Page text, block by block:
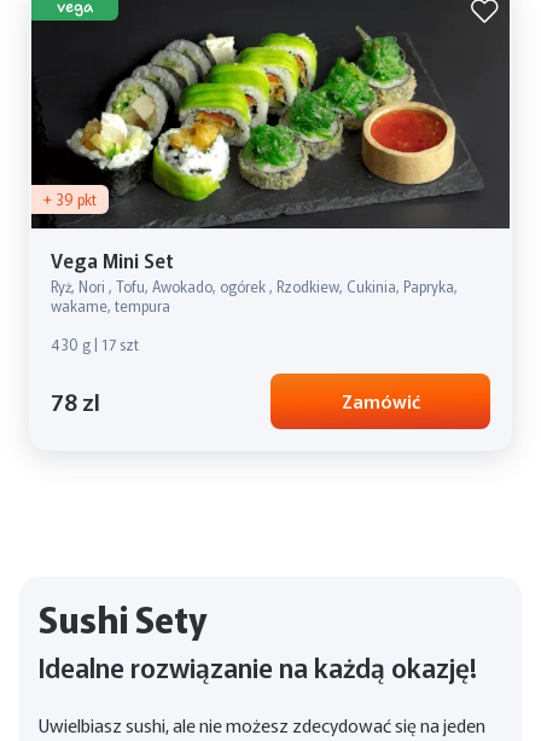
vega
+ 39 pkt
Vega Mini Set
Ryż, Nori , Tofu, Awokado, ogórek , Rzodkiew, Cukinia, Papryka,
wakame, tempura
430 g | 17 szt
78 zl Zamówić
Sushi Sety
Idealne rozwiązanie na każdą okazję!
Uwielbiasz sushi, ale nie możesz zdecydować się na jeden